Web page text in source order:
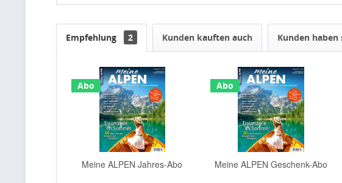
Empfehlung 2 Kunden kauften auch Kunden haben
Abo
Meine ALPEN Jahres-Abo
Abo
Meine ALPEN Geschenk-Abo